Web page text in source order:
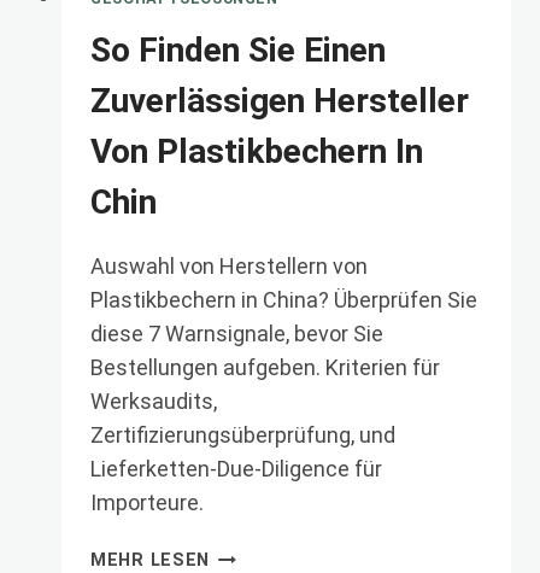
So Finden Sie Einen
Zuverlässigen Hersteller
Von Plastikbechern In
Chin
Auswahl von Herstellern von
Plastikbechern in China? Überprüfen Sie
diese 7 Warnsignale, bevor Sie
Bestellungen aufgeben. Kriterien für
Werksaudits,
Zertifizierungsüberprüfung, und
Lieferketten-Due-Diligence für
Importeure.
MEHR LESEN
SO